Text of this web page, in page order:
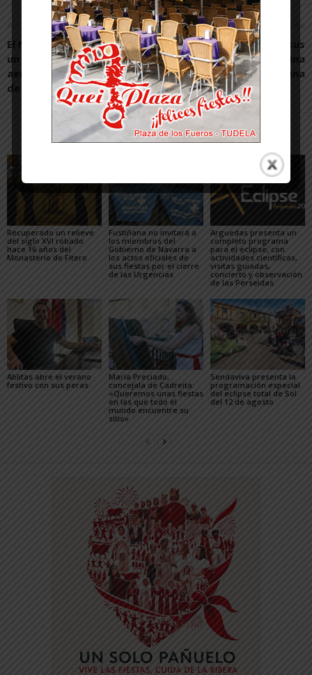
Artículo anterior
El Nissan LEAF regresa con
un elegante diseño
aerodinámico y tecnología
de vanguardia
Artículo siguiente
Tudela transformará sus
antiguas piscinas en una
zona verde urbana
Artículos relacionados Más del autor
Recuperado un relieve
del siglo XVI robado
hace 16 años del
Monasterio de Fitero
Fustiñana no invitará a
los miembros del
Gobierno de Navarra a
los actos oficiales de
sus fiestas por el cierre
de las Urgencias
Arguedas presenta un
completo programa
para el eclipse, con
actividades científicas,
visitas guiadas,
concierto y observación
de las Perseidas
Ablitas abre el verano
festivo con sus peras
María Preciado,
concejala de Cadreita:
«Queremos unas fiestas
en las que todo el
mundo encuentre su
sitio»
Sendaviva presenta la
programación especial
del eclipse total de Sol
del 12 de agosto